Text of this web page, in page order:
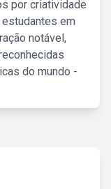
por criatividade
em
notável,
do mundo -